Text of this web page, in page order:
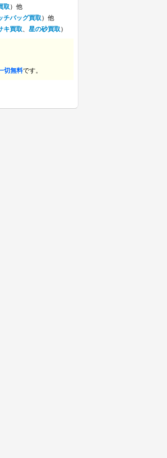
取 ）他
チバッグ買取 ）他
キ買取、 星の砂買取 ）
切無料です。